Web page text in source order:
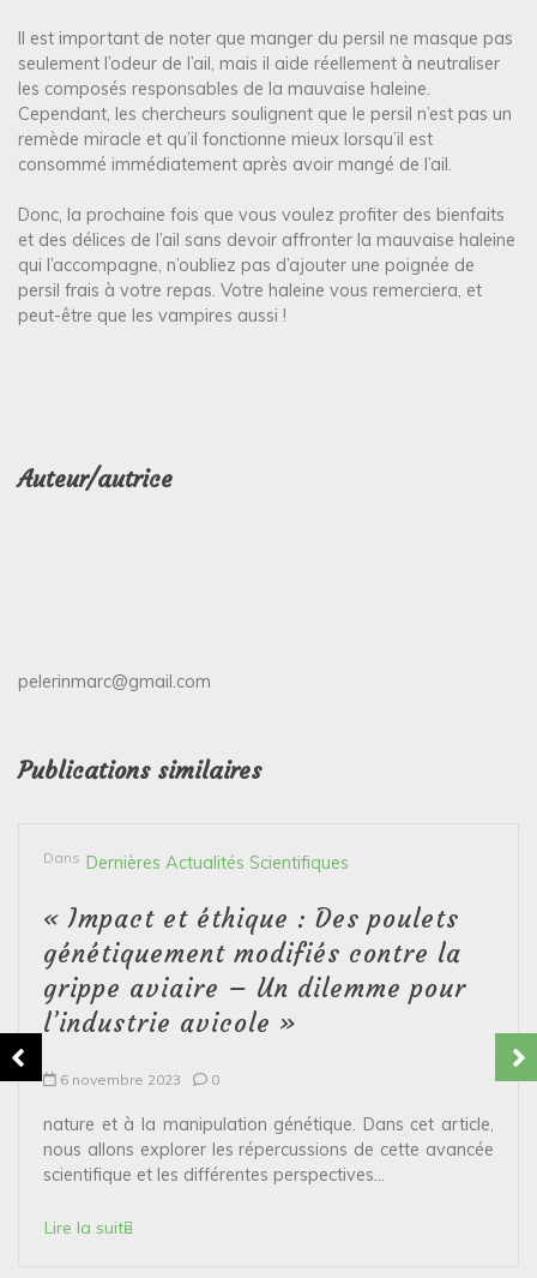
Il est important de noter que manger du persil ne masque pas
seulement l’odeur de l’ail, mais il aide réellement à neutraliser
les composés responsables de la mauvaise haleine.
Cependant, les chercheurs soulignent que le persil n’est pas un
remède miracle et qu’il fonctionne mieux lorsqu’il est
consommé immédiatement après avoir mangé de l’ail.
Donc, la prochaine fois que vous voulez profiter des bienfaits
et des délices de l’ail sans devoir affronter la mauvaise haleine
qui l’accompagne, n’oubliez pas d’ajouter une poignée de
persil frais à votre repas. Votre haleine vous remerciera, et
peut-être que les vampires aussi !
Auteur/autrice
pelerinmarc@gmail.com
Publications similaires
Dans Dernières Actualités Scientifiques
« Impact et éthique : Des poulets
génétiquement modifiés contre la
grippe aviaire – Un dilemme pour
l’industrie avicole »
6 novembre 2023 0
nature et à la manipulation génétique. Dans cet article,
nous allons explorer les répercussions de cette avancée
scientifique et les différentes perspectives...
Lire la suite